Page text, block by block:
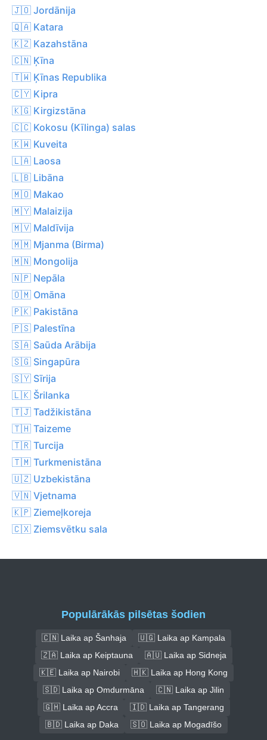
🇯🇴 Jordānija
🇶🇦 Katara
🇰🇿 Kazahstāna
🇨🇳 Ķīna
🇹🇼 Ķīnas Republika
🇨🇾 Kipra
🇰🇬 Kirgizstāna
🇨🇨 Kokosu (Kīlinga) salas
🇰🇼 Kuveita
🇱🇦 Laosa
🇱🇧 Libāna
🇲🇴 Makao
🇲🇾 Malaizija
🇲🇻 Maldīvija
🇲🇲 Mjanma (Birma)
🇲🇳 Mongolija
🇳🇵 Nepāla
🇴🇲 Omāna
🇵🇰 Pakistāna
🇵🇸 Palestīna
🇸🇦 Saūda Arābija
🇸🇬 Singapūra
🇸🇾 Sīrija
🇱🇰 Šrilanka
🇹🇯 Tadžikistāna
🇹🇭 Taizeme
🇹🇷 Turcija
🇹🇲 Turkmenistāna
🇺🇿 Uzbekistāna
🇻🇳 Vjetnama
🇰🇵 Ziemeļkoreja
🇨🇽 Ziemsvētku sala
Populārākās pilsētas šodien
🇨🇳 Laika ap Šanhaja
🇺🇬 Laika ap Kampala
🇿🇦 Laika ap Keiptauna
🇦🇺 Laika ap Sidneja
🇰🇪 Laika ap Nairobi
🇭🇰 Laika ap Hong Kong
🇸🇩 Laika ap Omdurmāna
🇨🇳 Laika ap Jilin
🇬🇭 Laika ap Accra
🇮🇩 Laika ap Tangerang
🇧🇩 Laika ap Daka
🇸🇴 Laika ap Mogadīšo